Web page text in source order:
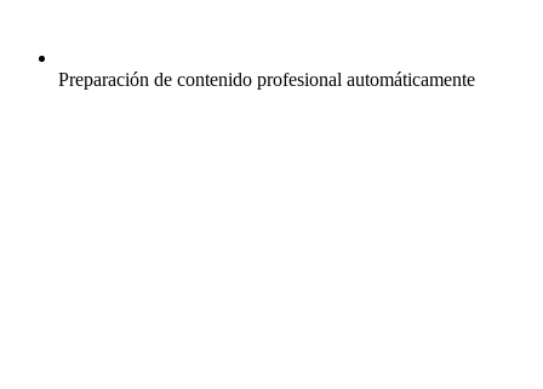
Preparación de contenido profesional automáticamente